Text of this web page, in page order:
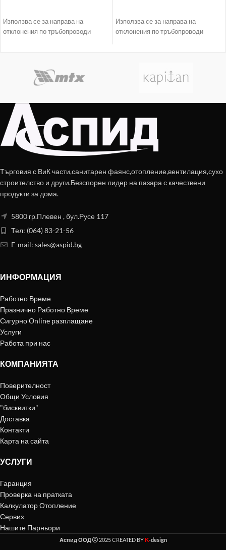
Използва се за направа на
отклонения по тръбопроводи
Използва се за направа на
отклонения по тръбопроводи
Търговия с ВиК части,санитарен фаянс,отопление,вентилация,сухо
строителство и други.Безспорен лидер на пазара с качествени
продукти за дома.
5800 гр.Плевен , бул.Русе 117
Тел: (064) 83-21-56
E-mail: sales@aspid.bg
ИНФОРМАЦИЯ
Работно Време
Празнично Работно Време
Сигурно Online разплащане
Услуги
Работа при нас
КОМПАНИЯТА
Поверителност
Общи Условия
"бисквитки"
Доставка
Контакти
Карта на сайта
УСЛУГИ
Гаранция
Проверка на пратката
Калкулатор Отопление
Сервиз
Нашите Парньори
Аспид ООД 2025 CREATED BY K-design